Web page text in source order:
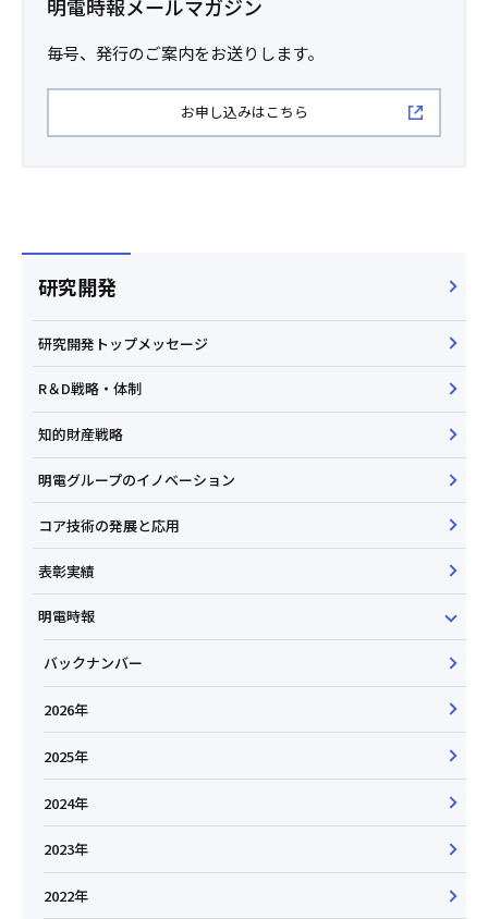
明電時報メールマガジン
毎号、発行のご案内をお送りします。
お申し込みはこちら
研究開発
研究開発トップメッセージ
R＆D戦略・体制
知的財産戦略
明電グループのイノベーション
コア技術の発展と応用
表彰実績
明電時報
バックナンバー
2026年
2025年
2024年
2023年
2022年